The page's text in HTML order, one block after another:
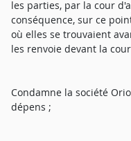
les parties, par la cour
conséquence, sur ce
où elles se trouvaient
les renvoie devant la
Condamne la société
dépens ;